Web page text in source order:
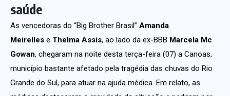
saúde
As vencedoras do “Big Brother Brasil” Amanda
Meirelles e Thelma Assis, ao lado da ex-BBB Marcela Mc
Gowan, chegaram na noite desta terça-feira (07) a Canoas,
município bastante afetado pela tragédia das chuvas do Rio
Grande do Sul, para atuar na ajuda médica. Em relato, as